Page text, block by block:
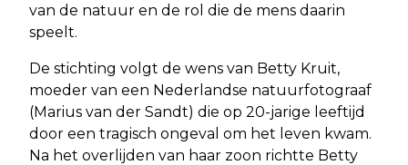
van de natuur en de rol die de mens daarin
speelt.
De stichting volgt de wens van Betty Kruit,
moeder van een Nederlandse natuurfotograaf
(Marius van der Sandt) die op 20-jarige leeftijd
door een tragisch ongeval om het leven kwam.
Na het overlijden van haar zoon richtte Betty